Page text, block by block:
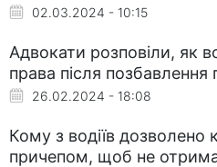
02.03.2024 - 10:15
Адвокати розповіли, як
права після позбавлення
26.02.2024 - 18:08
Кому з водіїв дозволено
причепом, щоб не